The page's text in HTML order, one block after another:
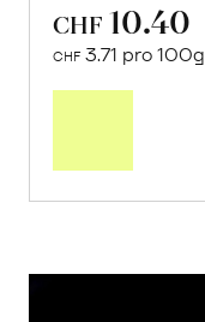
CHF 10.40
CHF 3.71 pro 100g